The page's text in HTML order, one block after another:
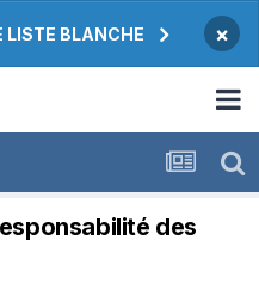
LISTE BLANCHE ×
des